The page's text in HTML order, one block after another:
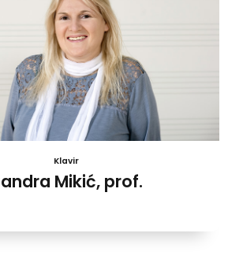
Klavir
Mikić, prof.